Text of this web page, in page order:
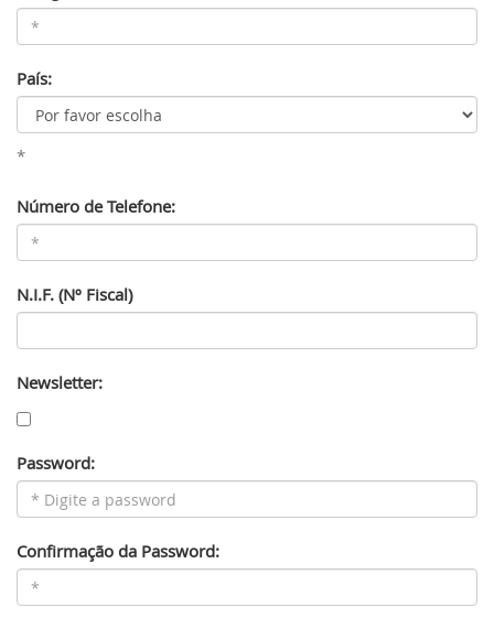
País:
*
Número de Telefone:
N.I.F. (Nº Fiscal)
Newsletter:
Password:
Confirmação da Password: